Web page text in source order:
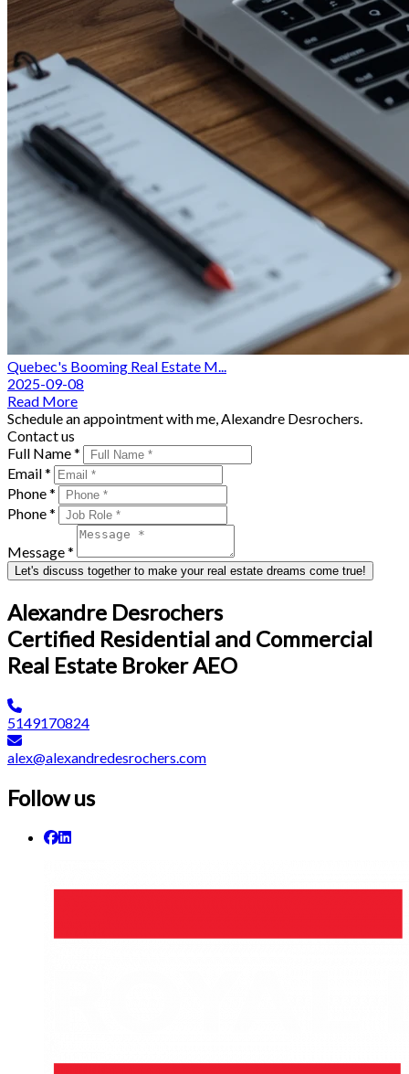
Quebec's Booming Real Estate M...
2025-09-08
Read More
Schedule an appointment with me, Alexandre Desrochers.
Contact us
Full Name *
Email *
Phone *
Phone *
Message *
Let's discuss together to make your real estate dreams come true!
Alexandre Desrochers
Certified Residential and Commercial
Real Estate Broker AEO
5149170824
alex@alexandredesrochers.com
Follow us